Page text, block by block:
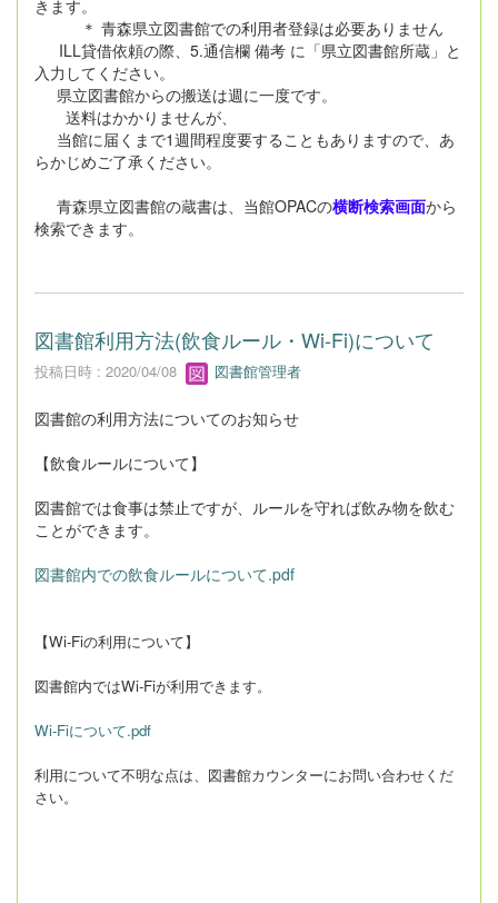
きます。
＊ 青森県立図書館での利用者登録は必要ありません
ILL貸借依頼の際、5.通信欄 備考 に「県立図書館所蔵」と
入力してください。
県立図書館からの搬送は週に一度です。
送料はかかりませんが、
当館に届くまで1週間程度要することもありますので、あ
らかじめご了承ください。
青森県立図書館の蔵書は、当館OPACの横断検索画面から
検索できます。
図書館利用方法(飲食ルール・Wi-Fi)について
投稿日時 : 2020/04/08 図書館管理者
図書館の利用方法についてのお知らせ
【飲食ルールについて】
図書館では食事は禁止ですが、ルールを守れば飲み物を飲む
ことができます。
図書館内での飲食ルールについて.pdf
【Wi-Fiの利用について】
図書館内ではWi-Fiが利用できます。
Wi-Fiについて.pdf
利用について不明な点は、図書館カウンターにお問い合わせくだ
さい。